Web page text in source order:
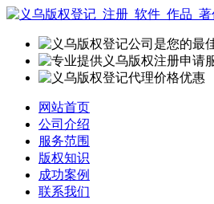
网站首页
公司介绍
服务范围
版权知识
成功案例
联系我们